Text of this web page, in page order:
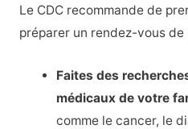
Le CDC recommande de
préparer un rendez-vous de
Faites des
médicaux de votre
comme le cancer, le